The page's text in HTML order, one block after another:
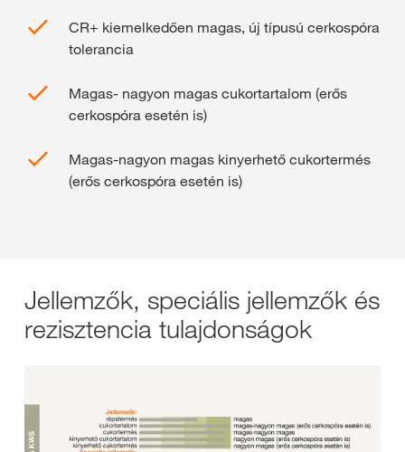
CR+ kiemelkedően magas, új típusú cerkospóra
tolerancia
Magas- nagyon magas cukortartalom (erős
cerkospóra esetén is)
Magas-nagyon magas kinyerhető cukortermés
(erős cerkospóra esetén is)
Jellemzők, speciális jellemzők és
rezisztencia tulajdonságok